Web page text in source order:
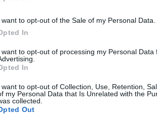
want to opt-out of the Sale of my Personal Data.
In
want to opt-out of processing my Personal Data
In
want to opt-out of Collection, Use, Retention,
my Personal Data that Is Unrelated with the
collected.
Out
πυροσβέστη Μανώλη
Γερακάρι Ρεθύμνου.
Ανδρουλάκης: Το